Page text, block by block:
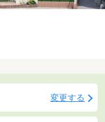
変更する